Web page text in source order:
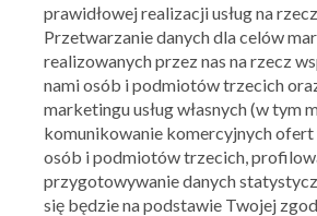
prawidłowej realizacji usług na
Przetwarzanie danych dla celów
realizowanych przez nas na rzecz
nami osób i podmiotów trzecich
marketingu usług własnych (w tym
komunikowanie komercyjnych ofert
osób i podmiotów trzecich,
przygotowywanie danych
się będzie na podstawie Twojej